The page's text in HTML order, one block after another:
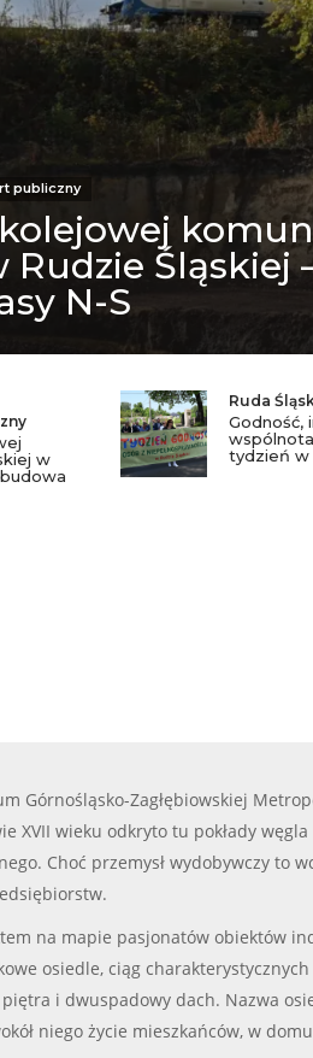
publiczny
Rudzie Śląskiej
N-S
w
Ruda
Godność,
tydzień w
Górnośląsko-Zagłębiowskiej
XVII wieku odkryto tu pokłady
Choć przemysł wydobywczy
na mapie pasjonatów obiektów
osiedle, ciąg
i dwuspadowy dach. Nazwa
niego życie mieszkańców, w